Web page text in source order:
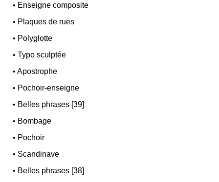
• Enseigne composite
• Plaques de rues
• Polyglotte
•Typo sculptée
•Apostrophe
• Pochoir-enseigne
• Belles phrases [39]
• Bombage
• Pochoir
• Scandinave
• Belles phrases [38]